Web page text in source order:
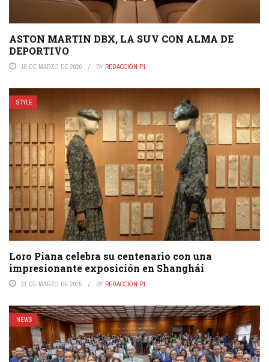
ASTON MARTIN DBX, LA SUV CON ALMA DE
DEPORTIVO
18 DE MARZO DE 2020 BY REDACCIÓN P1
STYLE
Loro Piana celebra su centenario con una
impresionante exposición en Shanghái
31 DE MARZO DE 2025 BY REDACCIÓN P1
NEWS